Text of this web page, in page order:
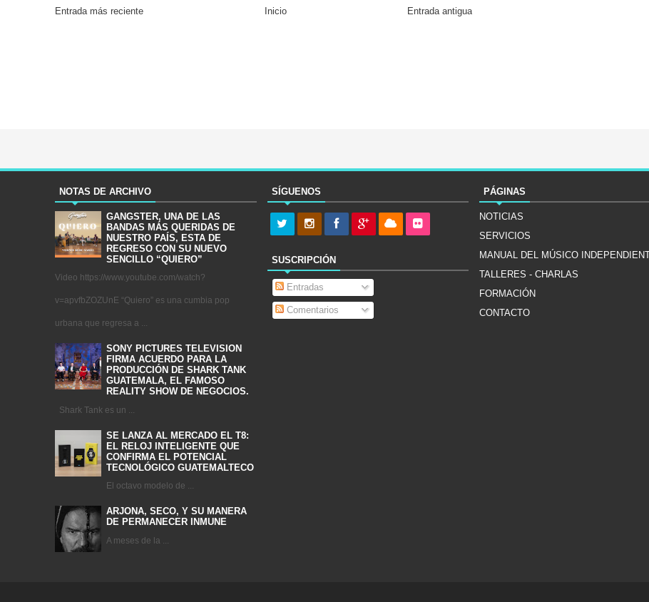
Entrada más reciente Entrada antigua
Inicio
NOTAS DE ARCHIVO
GANGSTER, UNA DE LAS
BANDAS MÁS QUERIDAS DE
NUESTRO PAÍS, ESTA DE
REGRESO CON SU NUEVO
SENCILLO “QUIERO”
Video https://www.youtube.com/watch?
v=apvfbZOZUnE “Quiero” es una cumbia pop
urbana que regresa a ...
SONY PICTURES TELEVISION
FIRMA ACUERDO PARA LA
PRODUCCIÓN DE SHARK TANK
GUATEMALA, EL FAMOSO
REALITY SHOW DE NEGOCIOS.
Shark Tank es un ...
SE LANZA AL MERCADO EL T8:
EL RELOJ INTELIGENTE QUE
CONFIRMA EL POTENCIAL
TECNOLÓGICO GUATEMALTECO
El octavo modelo de ...
ARJONA, SECO, Y SU MANERA
DE PERMANECER INMUNE
A meses de la ...
SÍGUENOS
SUSCRIPCIÓN
Entradas
Comentarios
PÁGINAS
NOTICIAS
SERVICIOS
MANUAL DEL MÚSICO
TALLERES - CHARLAS
FORMACIÓN
CONTACTO